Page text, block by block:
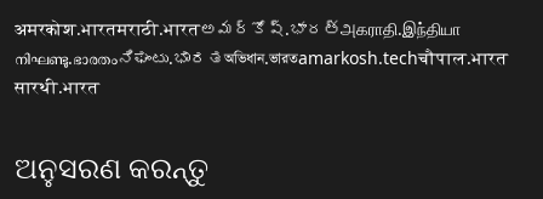
अमरकोश.भारतमराठी.भारतఅమర్కోష్.భారత్அகராதி.இந்தியா
നിഘണ്ടു.ഭാരതംನಿಘಂಟು.ಭಾರತঅভিধান.ভারতamarkosh.techचौपाल.भारत
सारथी.भारत
ଅନୁସରଣ କରନ୍ତୁ